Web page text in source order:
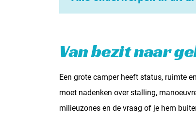
De stad heeft de grote camper
Twee moderne benaderingen van
Van bezit naar
Een grote camper heeft status, ruimte
moet nadenken over stalling,
milieuzones en de vraag of je hem